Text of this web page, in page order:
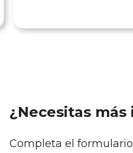
¿Necesitas
Completa el